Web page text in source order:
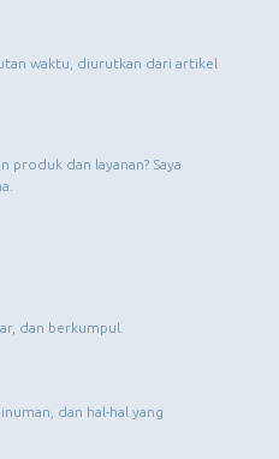
waktu, diurutkan dari artikel
produk dan layanan? Saya
dan berkumpul.
dan hal-hal yang